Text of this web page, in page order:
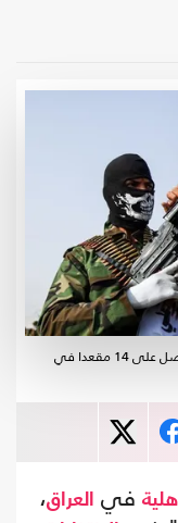
تحالف الفتح الذي يضم فصائل الحشد الشعبي حصل على 14 مقعدا في
في العراق،